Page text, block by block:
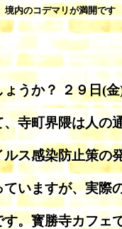
内のコデマリが満開です
うか？ ２９日(
寺町界隈は人の
ス感染防止策の
いますが、実際
。寳勝寺カフェ